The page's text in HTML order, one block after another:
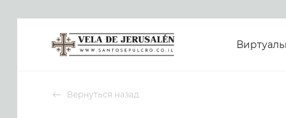
Вернуться назад